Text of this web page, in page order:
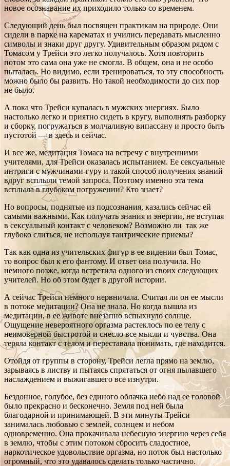
новое осознавание их приходило только со временем.
Следующий день был посвящен практикам на природе. Они
сидели в парке на карематах и учились передавать мысленно
символы и знаки друг другу. Удивительным образом рядом с
Томасом у Трейси это легко получалось. Хотя повторить
потом это сама она уже не смогла. В общем, она и не особо
пыталась. Но видимо, если тренироваться, то эту способность
можно было бы развить. Но такой необходимости до сих пор
не было.
А пока что Трейси купалась в мужских энергиях. Было
настолько легко и приятно сидеть в кругу, выполнять разборку
и сборку, погружаться в молчаливую випассану и просто быть
пустотой — в здесь и сейчас.
И все же, медитация Томаса на встречу с внутренними
учителями, для Трейси оказалась испытанием. Ее сексуальные
интриги с мужчинами-гуру и такой способ получения знаний
вдруг всплыли темой запроса. Поэтому именно эта тема
всплыла в глубоком погружении? Кто знает?
Но вопросы, поднятые из подсознания, казались сейчас ей
самыми важными. Как получать знания и энергии, не вступая
в сексуальный контакт с человеком? Возможно ли так же
глубоко слиться, не используя тантрические приемы?
Так как одна из учительских фигур в ее видении был Томас,
то вопрос был к его фантому. И ответ она получила. Но
немного позже, когда встретила одного из своих следующих
учителей. Но об этом будет в другой истории.
А сейчас Трейси немного нервничала. Считал ли он ее мысли
в потоке медитации? Она не знала. Но когда вышла из
медитации, в ее животе внезапно вспыхнуло солнце.
Ощущение невероятного оргазма растеклось по ее телу с
неимоверной быстротой и снесло все мысли и чувства. Она
теряла контакт с телом и переставала понимать, где находится.
Отойдя от группы в сторону, Трейси легла прямо на землю,
зарываясь в листву и пытаясь спрятаться от огня пылавшего
наслаждением и выжигавшего все изнутри.
Бездонное, голубое, без единого облачка небо над ее головой
было прекрасно и бесконечно. Земля под ней была
благодарной и принимающей. В эти минуты Трейси
занималась любовью с землей, солнцем и небом
одновременно. Она прокачивала небесную энергию через себя
в землю, чтобы с этим потоком сбросить сладостное,
наркотическое удовольствие оргазма, но поток был настолько
огромный, что это удавалось сделать только частично.